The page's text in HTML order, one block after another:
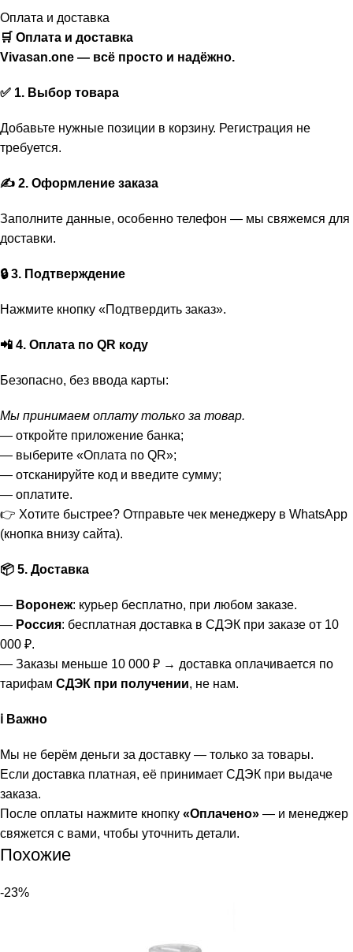
Оплата и доставка
🛒 Оплата и доставка
Vivasan.one — всё просто и надёжно.
✅ 1. Выбор товара
Добавьте нужные позиции в корзину. Регистрация не
требуется.
✍️ 2. Оформление заказа
Заполните данные, особенно телефон — мы свяжемся для
доставки.
🔒 3. Подтверждение
Нажмите кнопку «Подтвердить заказ».
📲 4. Оплата по QR коду
Безопасно, без ввода карты:
Мы принимаем оплату только за товар.
— откройте приложение банка;
— выберите «Оплата по QR»;
— отсканируйте код и введите сумму;
— оплатите.
👉 Хотите быстрее? Отправьте чек менеджеру в WhatsApp
(кнопка внизу сайта).
📦 5. Доставка
— Воронеж: курьер бесплатно, при любом заказе.
— Россия: бесплатная доставка в СДЭК при заказе от 10
000 ₽.
— Заказы меньше 10 000 ₽ → доставка оплачивается по
тарифам СДЭК при получении, не нам.
ℹ️ Важно
Мы не берём деньги за доставку — только за товары.
Если доставка платная, её принимает СДЭК при выдаче
заказа.
После оплаты нажмите кнопку «Оплачено» — и менеджер
свяжется с вами, чтобы уточнить детали.
Похожие
-23%